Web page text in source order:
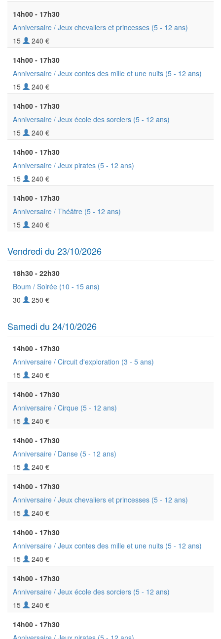
14h00 - 17h30
Anniversaire / Jeux chevaliers et princesses (5 - 12 ans)
15
240 €
14h00 - 17h30
Anniversaire / Jeux contes des mille et une nuits (5 - 12 ans)
15
240 €
14h00 - 17h30
Anniversaire / Jeux école des sorciers (5 - 12 ans)
15
240 €
14h00 - 17h30
Anniversaire / Jeux pirates (5 - 12 ans)
15
240 €
14h00 - 17h30
Anniversaire / Théâtre (5 - 12 ans)
15
240 €
Vendredi du 23/10/2026
18h30 - 22h30
Boum / Soirée (10 - 15 ans)
30
250 €
Samedi du 24/10/2026
14h00 - 17h30
Anniversaire / Circuit d'exploration (3 - 5 ans)
15
240 €
14h00 - 17h30
Anniversaire / Cirque (5 - 12 ans)
15
240 €
14h00 - 17h30
Anniversaire / Danse (5 - 12 ans)
15
240 €
14h00 - 17h30
Anniversaire / Jeux chevaliers et princesses (5 - 12 ans)
15
240 €
14h00 - 17h30
Anniversaire / Jeux contes des mille et une nuits (5 - 12 ans)
15
240 €
14h00 - 17h30
Anniversaire / Jeux école des sorciers (5 - 12 ans)
15
240 €
14h00 - 17h30